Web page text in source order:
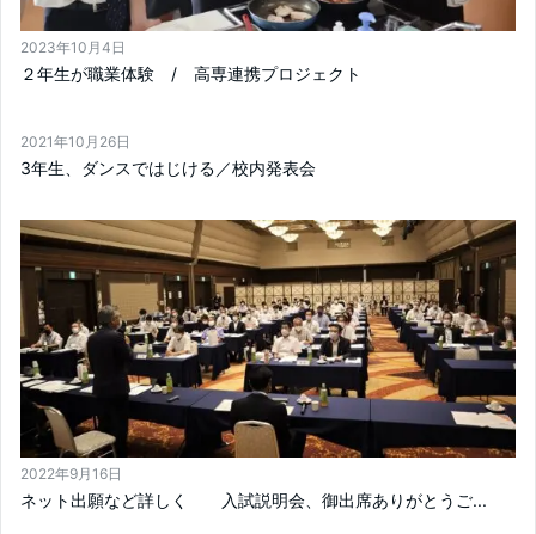
2023年10月4日
２年生が職業体験 / 高専連携プロジェクト
2021年10月26日
3年生、ダンスではじける／校内発表会
2022年9月16日
ネット出願など詳しく 入試説明会、御出席ありがとうご...